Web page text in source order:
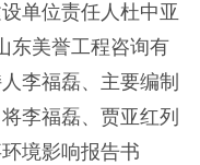
单位责任人杜中亚
东美誉工程咨询有
李福磊、主要编制
李福磊、贾亚红列
境影响报告书